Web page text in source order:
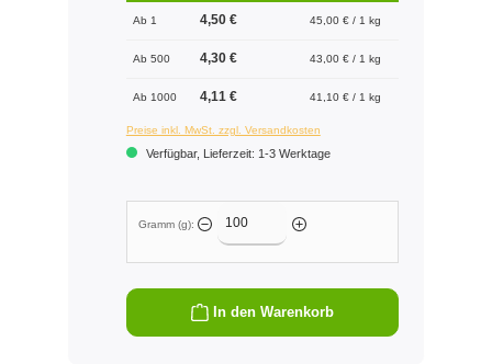
Ab 1 4,50 € 45,00 € / 1 kg
Ab 500 4,30 € 43,00 € / 1 kg
Ab 1000 4,11 € 41,10 € / 1 kg
Preise inkl. MwSt. zzgl. Versandkosten
Verfügbar, Lieferzeit: 1-3 Werktage
Gramm (g):
In den Warenkorb